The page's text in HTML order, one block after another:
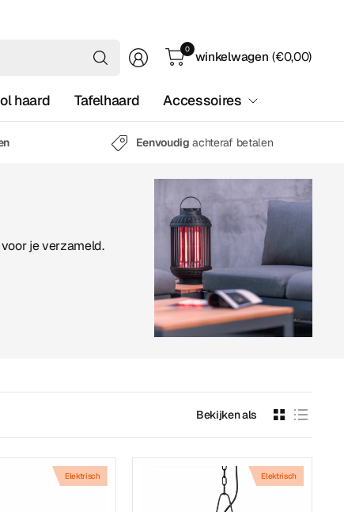
Waar
ben
naar
zoek?
0
winkelwagen (€0,00)
haard Tafelhaard Accessoires
Eenvoudig achteraf betalen
je verzameld.
Bekijken als
Elektrisch Elektrisch